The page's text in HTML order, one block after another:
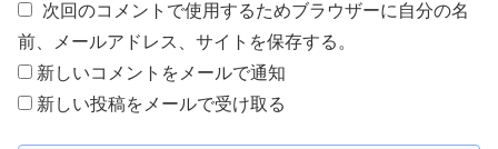
次回のコメントで使用するためブラウザーに自分の名
前、メールアドレス、サイトを保存する。
新しいコメントをメールで通知
新しい投稿をメールで受け取る